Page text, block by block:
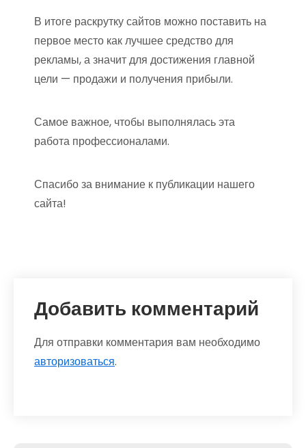
В итоге раскрутку сайтов можно поставить на
первое место как лучшее средство для
рекламы, а значит для достижения главной
цели — продажи и получения прибыли.
Самое важное, чтобы выполнялась эта
работа профессионалами.
Спасибо за внимание к публикации нашего
сайта!
Добавить комментарий
Для отправки комментария вам необходимо
авторизоваться.